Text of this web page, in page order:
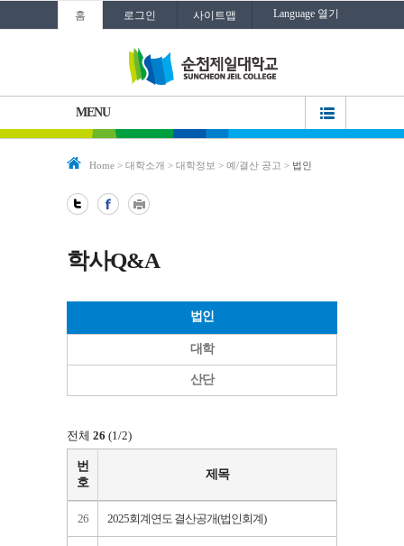
홈 로그인 사이트맵 Language 열기
MENU
Home > 대학소개 > 대학정보 > 예/결산 공고 > 법인
학사Q&A
법인
대학
산단
전체 26 (1/2)
번
호
제목
26 2025회계연도 결산공개(법인회계)